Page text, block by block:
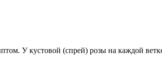
У кустовой (спрей) розы на каждой